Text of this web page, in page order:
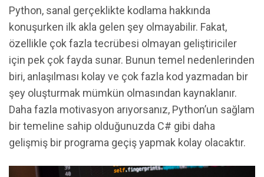
Python, sanal gerçeklikte kodlama hakkında
konuşurken ilk akla gelen şey olmayabilir. Fakat,
özellikle çok fazla tecrübesi olmayan geliştiriciler
için pek çok fayda sunar. Bunun temel nedenlerinden
biri, anlaşılması kolay ve çok fazla kod yazmadan bir
şey oluşturmak mümkün olmasından kaynaklanır.
Daha fazla motivasyon arıyorsanız, Python’un sağlam
bir temeline sahip olduğunuzda C# gibi daha
gelişmiş bir programa geçiş yapmak kolay olacaktır.